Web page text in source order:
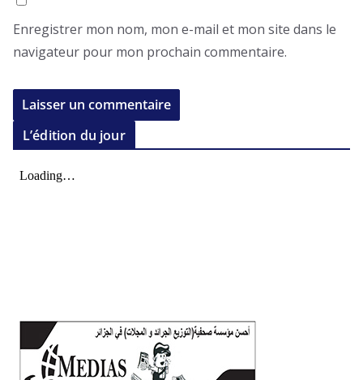
Enregistrer mon nom, mon e-mail et mon site dans le
navigateur pour mon prochain commentaire.
L’édition du jour